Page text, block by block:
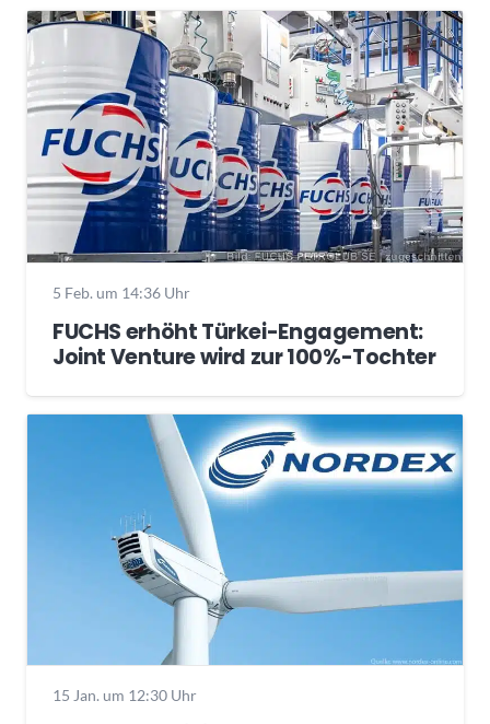
5 Feb. um 14:36 Uhr
FUCHS erhöht Türkei-Engagement:
Joint Venture wird zur 100%-Tochter
15 Jan. um 12:30 Uhr